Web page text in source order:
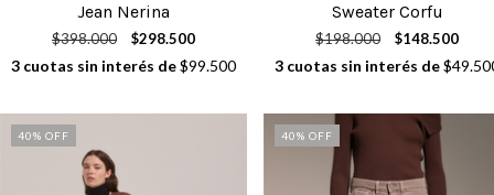
Jean Nerina
$398.000 $298.500
3 cuotas sin interés de$99.500
Sweater Corfu
$198.000 $148.500
3 cuotas sin interés de
40% OFF 40% OFF